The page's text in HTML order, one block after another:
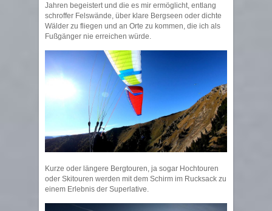
Jahren begeistert und die es mir ermöglicht, entlang
schroffer Felswände, über klare Bergseen oder dichte
Wälder zu fliegen und an Orte zu kommen, die ich als
Fußgänger nie erreichen würde.
Kurze oder längere Bergtouren, ja sogar Hochtouren
oder Skitouren werden mit dem Schirm im Rucksack zu
einem Erlebnis der Superlative.